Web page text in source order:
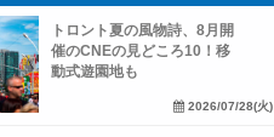
トロント夏の風物詩、8月開
催のCNEの見どころ10！移
動式遊園地も
2026/07/28(火)